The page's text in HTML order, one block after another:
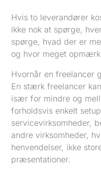
Hvis to leverandører
ikke nok at spørge,
spørge, hvad der er
og hvor meget
Hvornår en freelancer
En stærk freelancer
især for mindre og
forholdsvis enkelt
servicevirksomheder,
andre virksomheder,
henvendelser, ikke
præsentationer.